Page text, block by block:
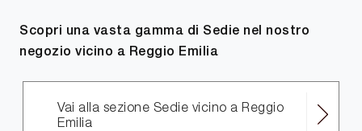
Scopri una vasta gamma di Sedie nel nostro
negozio vicino a Reggio Emilia
Vai alla sezione Sedie vicino a Reggio
Emilia